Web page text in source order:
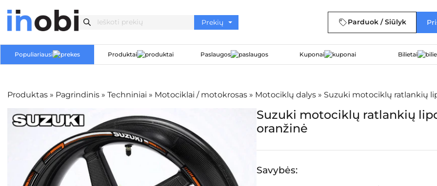
Parduok / Siūlyk
Populiariausi Produktai Paslaugos Kuponai Bilietai
Produktas » Pagrindinis » Techniniai » Motociklai / motokrosas » Motociklų dalys » Suzuki motociklų ratlankių
Suzuki motociklų ratlankių
oranžinė
Savybės: